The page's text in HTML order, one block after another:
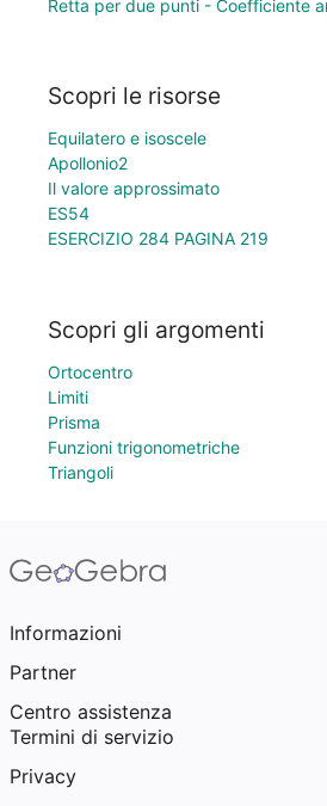
Retta per due punti - Coefficiente
Scopri le risorse
Equilatero e isoscele
Apollonio2
Il valore approssimato
ES54
ESERCIZIO 284 PAGINA 219
Scopri gli argomenti
Ortocentro
Limiti
Prisma
Funzioni trigonometriche
Triangoli
Informazioni
Partner
Centro assistenza
Termini di servizio
Privacy